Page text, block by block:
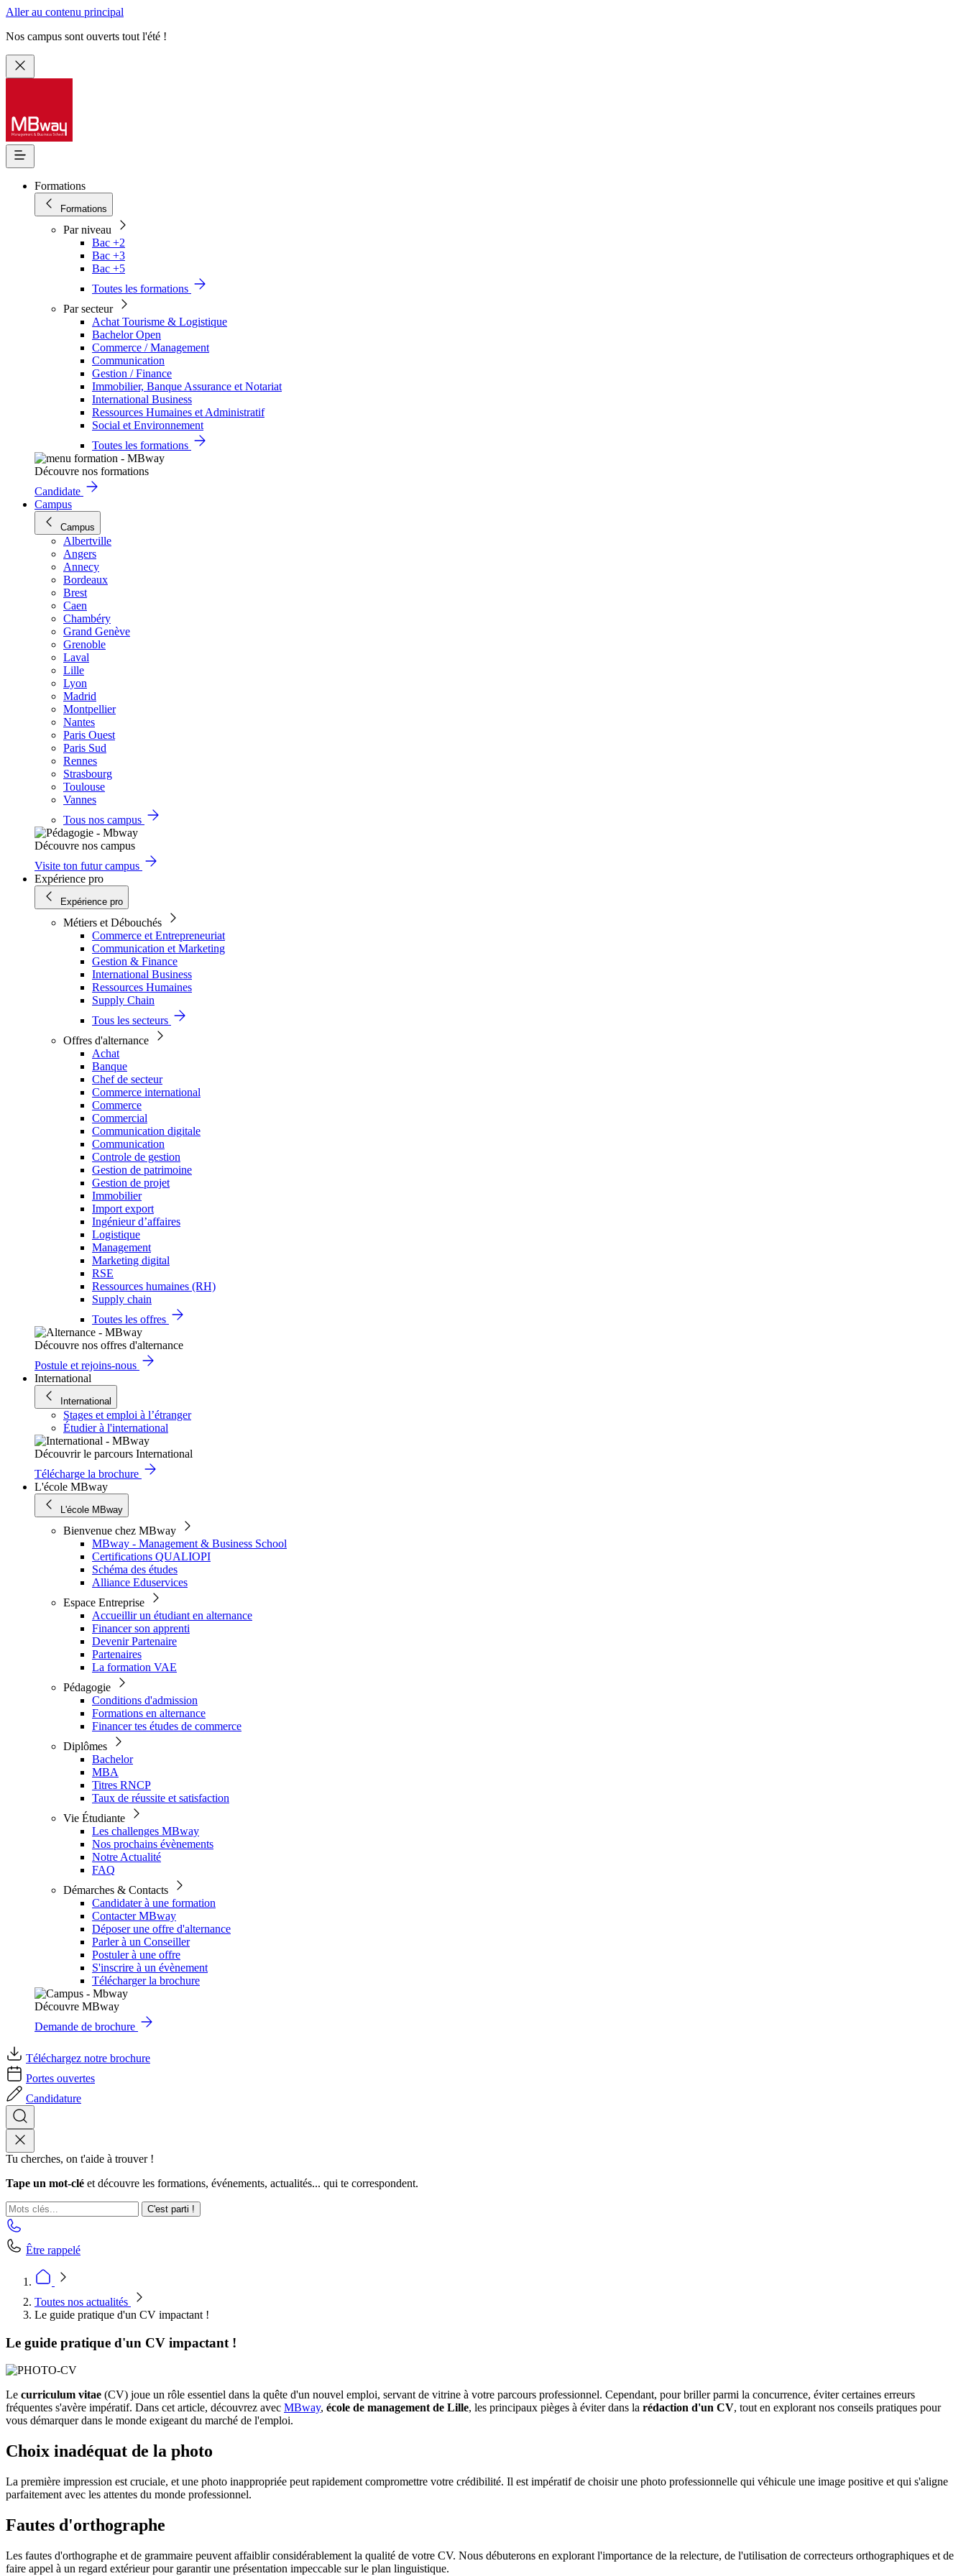
Aller au contenu principal
Nos campus sont ouverts tout l'été !
Formations
Formations
Par niveau
Bac +2
Bac +3
Bac +5
Toutes les formations
Par secteur
Achat Tourisme & Logistique
Bachelor Open
Commerce / Management
Communication
Gestion / Finance
Immobilier, Banque Assurance et Notariat
International Business
Ressources Humaines et Administratif
Social et Environnement
Toutes les formations
Découvre nos formations
Candidate
Campus
Campus
Albertville
Angers
Annecy
Bordeaux
Brest
Caen
Chambéry
Grand Genève
Grenoble
Laval
Lille
Lyon
Madrid
Montpellier
Nantes
Paris Ouest
Paris Sud
Rennes
Strasbourg
Toulouse
Vannes
Tous nos campus
Découvre nos campus
Visite ton futur campus
Expérience pro
Expérience pro
Métiers et Débouchés
Commerce et Entrepreneuriat
Communication et Marketing
Gestion & Finance
International Business
Ressources Humaines
Supply Chain
Tous les secteurs
Offres d'alternance
Achat
Banque
Chef de secteur
Commerce international
Commerce
Commercial
Communication digitale
Communication
Controle de gestion
Gestion de patrimoine
Gestion de projet
Immobilier
Import export
Ingénieur d’affaires
Logistique
Management
Marketing digital
RSE
Ressources humaines (RH)
Supply chain
Toutes les offres
Découvre nos offres d'alternance
Postule et rejoins-nous
International
International
Stages et emploi à l’étranger
Étudier à l'international
Découvrir le parcours International
Télécharge la brochure
L'école MBway
L'école MBway
Bienvenue chez MBway
MBway - Management & Business School
Certifications QUALIOPI
Schéma des études
Alliance Eduservices
Espace Entreprise
Accueillir un étudiant en alternance
Financer son apprenti
Devenir Partenaire
Partenaires
La formation VAE
Pédagogie
Conditions d'admission
Formations en alternance
Financer tes études de commerce
Diplômes
Bachelor
MBA
Titres RNCP
Taux de réussite et satisfaction
Vie Étudiante
Les challenges MBway
Nos prochains évènements
Notre Actualité
FAQ
Démarches & Contacts
Candidater à une formation
Contacter MBway
Déposer une offre d'alternance
Parler à un Conseiller
Postuler à une offre
S'inscrire à un évènement
Télécharger la brochure
Découvre MBway
Demande de brochure
Téléchargez notre brochure
Portes ouvertes
Candidature
Tu cherches, on t'aide à trouver !
Tape un mot-clé et découvre les formations, événements, actualités... qui te correspondent.
C'est parti !
Être rappelé
Toutes nos actualités
Le guide pratique d'un CV impactant !
Le guide pratique d'un CV impactant !
Le curriculum vitae (CV) joue un rôle essentiel dans la quête d'un nouvel emploi, servant de vitrine à votre parcours professionnel. Cependant, pour briller parmi la concurrence, éviter certaines erreurs
fréquentes s'avère impératif. Dans cet article, découvrez avec MBway, école de management de Lille, les principaux pièges à éviter dans la rédaction d'un CV, tout en explorant nos conseils pratiques pour
vous démarquer dans le monde exigeant du marché de l'emploi.
Choix inadéquat de la photo
La première impression est cruciale, et une photo inappropriée peut rapidement compromettre votre crédibilité. Il est impératif de choisir une photo professionnelle qui véhicule une image positive et qui s'aligne
parfaitement avec les attentes du monde professionnel.
Fautes d'orthographe
Les fautes d'orthographe et de grammaire peuvent affaiblir considérablement la qualité de votre CV. Nous débuterons en explorant l'importance de la relecture, de l'utilisation de correcteurs orthographiques et de
faire appel à un regard extérieur pour garantir une présentation impeccable sur le plan linguistique.